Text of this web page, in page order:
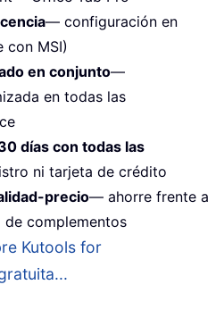
— configuración en
con MSI)
en conjunto—
en todas las
días con todas las
ni tarjeta de crédito
precio— ahorre frente a
complementos
Kutools for